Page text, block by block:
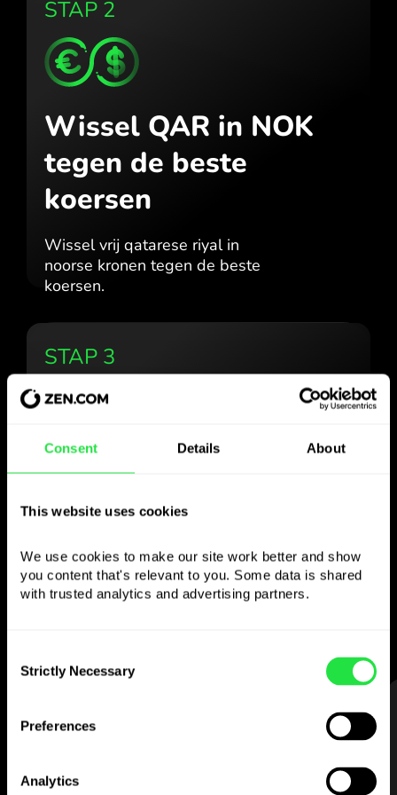
Consent Details About
This website uses cookies
We use cookies to make our site work better and show
you content that's relevant to you. Some data is shared
with trusted analytics and advertising partners.
Selection
Strictly Necessary
Preferences
Analytics
STAP 2
Wissel QAR in NOK
tegen de beste
koersen
Wissel vrij qatarese riyal in
noorse kronen tegen de beste
koersen.
STAP 3
Gebruik de gekozen
valuta
Stuur geld naar het buitenland,
neem op bij geldautomaten zonder
— eenvoudig en zonder stress.